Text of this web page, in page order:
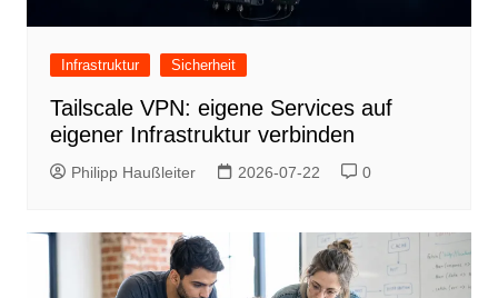
Infrastruktur Sicherheit
Tailscale VPN: eigene Services auf
eigener Infrastruktur verbinden
Philipp Haußleiter 2026-07-22 0